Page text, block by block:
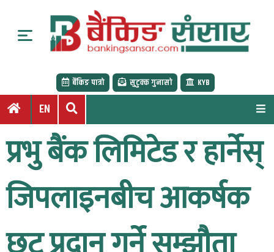
o
बैंकिङ पात्रो सुटुक्क गुनासो KYB
EN
प्रभु बैंक लिमिटेड र हार्नेस्
जिपलाइनबीच आकर्षक